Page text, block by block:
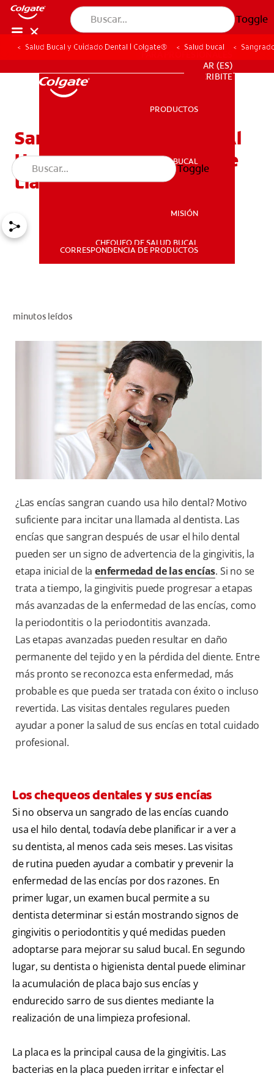
Toggle
SALUD BUCAL
PARA PROFESIONALES
PARA PROFESIONALES
AR (ES)
SUSCRIBITE
PRODUCTOS
SALUD BUCAL
MISIÓN
CHEQUEO DE SALUD BUCAL
CORRESPONDENCIA DE PRODUCTOS
Toggle
Salud Bucal y Cuidado Dental | Colgate® Salud bucal
Sangrado De Las Encías Al
Usar El Hilo Dental: ¿Debe
Llamar A Su Dentista?
minutos leídos
¿Las encías sangran cuando usa hilo dental? Motivo
suficiente para incitar una llamada al dentista. Las
encías que sangran después de usar el hilo dental
pueden ser un signo de advertencia de la gingivitis, la
etapa inicial de laenfermedad de las encías. Si no se
trata a tiempo, la gingivitis puede progresar a etapas
más avanzadas de la enfermedad de las encías, como
la periodontitis o la periodontitis avanzada.
Las etapas avanzadas pueden resultar en daño
permanente del tejido y en la pérdida del diente. Entre
más pronto se reconozca esta enfermedad, más
probable es que pueda ser tratada con éxito o incluso
revertida. Las visitas dentales regulares pueden
ayudar a poner la salud de sus encías en total cuidado
profesional.
Los chequeos dentales y sus encías
Si no observa un sangrado de las encías cuando
usa el hilo dental, todavía debe planificar ir a ver a
su dentista, al menos cada seis meses. Las visitas
de rutina pueden ayudar a combatir y prevenir la
enfermedad de las encías por dos razones. En
primer lugar, un examen bucal permite a su
dentista determinar si están mostrando signos de
gingivitis o periodontitis y qué medidas pueden
adoptarse para mejorar su salud bucal. En segundo
lugar, su dentista o higienista dental puede eliminar
la acumulación de placa bajo sus encías y
endurecido sarro de sus dientes mediante la
realización de una limpieza profesional.
La placa es la principal causa de la gingivitis. Las
bacterias en la placa pueden irritar e infectar el